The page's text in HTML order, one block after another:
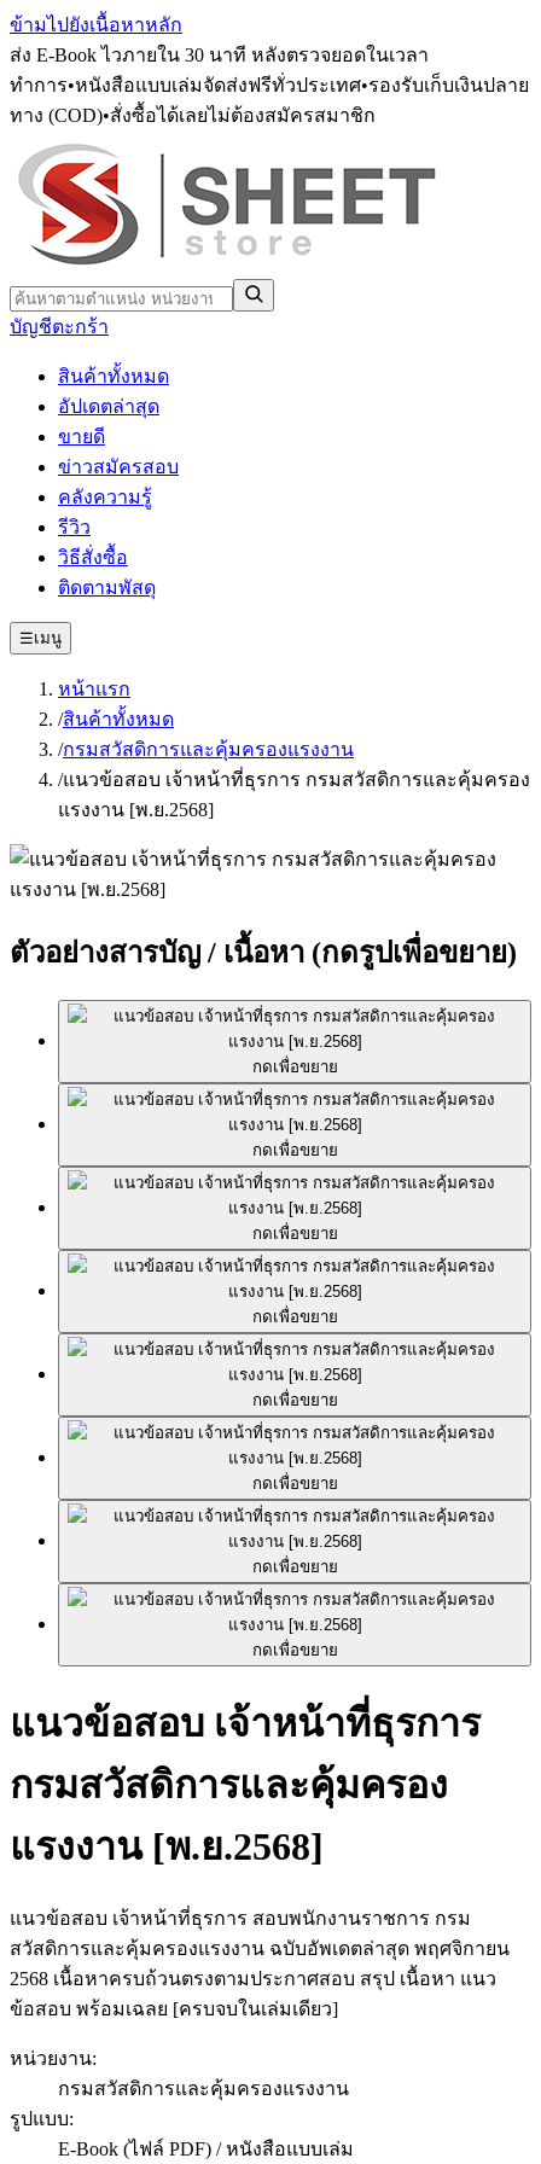
ข้ามไปยังเนื้อหาหลัก
ส่ง E-Book ไวภายใน 30 นาที หลังตรวจยอดในเวลา
ทำการ•หนังสือแบบเล่มจัดส่งฟรีทั่วประเทศ•รองรับเก็บเงินปลาย
ทาง (COD)•สั่งซื้อได้เลยไม่ต้องสมัครสมาชิก
บัญชีตะกร้า
สินค้าทั้งหมด
อัปเดตล่าสุด
ขายดี
ข่าวสมัครสอบ
คลังความรู้
รีวิว
วิธีสั่งซื้อ
ติดตามพัสดุ
☰เมนู
หน้าแรก
/สินค้าทั้งหมด
/กรมสวัสดิการและคุ้มครองแรงงาน
/แนวข้อสอบ เจ้าหน้าที่ธุรการ กรมสวัสดิการและคุ้มครอง
แรงงาน [พ.ย.2568]
ตัวอย่างสารบัญ / เนื้อหา (กดรูปเพื่อขยาย)
กดเพื่อขยาย
กดเพื่อขยาย
กดเพื่อขยาย
กดเพื่อขยาย
กดเพื่อขยาย
กดเพื่อขยาย
กดเพื่อขยาย
กดเพื่อขยาย
แนวข้อสอบ เจ้าหน้าที่ธุรการ
กรมสวัสดิการและคุ้มครอง
แรงงาน [พ.ย.2568]
แนวข้อสอบ เจ้าหน้าที่ธุรการ สอบพนักงานราชการ กรม
สวัสดิการและคุ้มครองแรงงาน ฉบับอัพเดตล่าสุด พฤศจิกายน
2568 เนื้อหาครบถ้วนตรงตามประกาศสอบ สรุป เนื้อหา แนว
ข้อสอบ พร้อมเฉลย [ครบจบในเล่มเดียว]
หน่วยงาน:
กรมสวัสดิการและคุ้มครองแรงงาน
รูปแบบ:
E-Book (ไฟล์ PDF) / หนังสือแบบเล่ม